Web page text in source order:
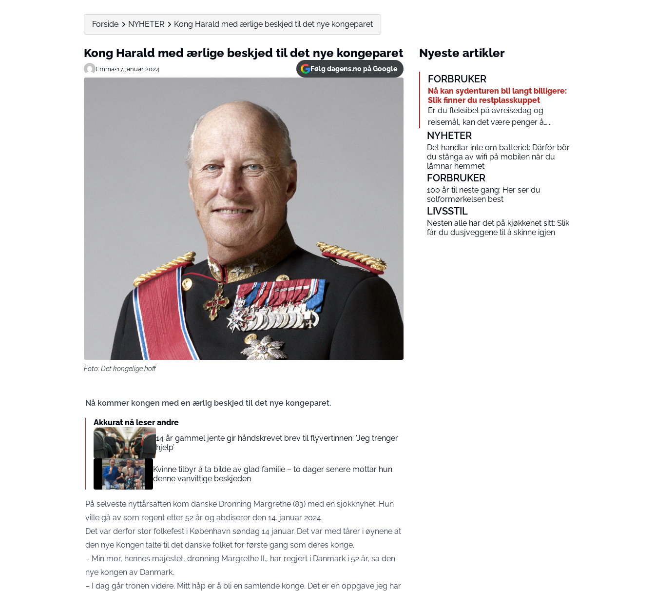
Forside NYHETER Kong Harald med ærlige beskjed til det nye kongeparet
Kong Harald med ærlige beskjed til det nye kongeparet
Emma•17. januar 2024 Følg dagens.no på Google
Foto: Det kongelige hoff
Nå kommer kongen med en ærlig beskjed til det nye kongeparet.
Akkurat nå leser andre
14 år gammel jente gir håndskrevet brev til flyvertinnen: ‘Jeg trenger
hjelp’
Kvinne tilbyr å ta bilde av glad familie – to dager senere mottar hun
denne vanvittige beskjeden
På selveste nyttårsaften kom danske Dronning Margrethe (83) med en sjokknyhet. Hun
ville gå av som regent etter 52 år og abdiserer den 14. januar 2024.
Det var derfor stor folkefest i København søndag 14 januar. Det var med tårer i øynene at
den nye Kongen talte til det danske folket for første gang som deres konge.
– Min mor, hennes majestet, dronning Margrethe II., har regjert i Danmark i 52 år, sa den
nye kongen av Danmark.
– I dag går tronen videre. Mitt håp er å bli en samlende konge. Det er en oppgave jeg har
Nyeste artikler
FORBRUKER
Nå kan sydenturen bli langt billigere:
Slik finner du restplasskuppet
Er du fleksibel på avreisedag og
reisemål, kan det være penger å…...
NYHETER
Det handlar inte om batteriet: Därför bör
du stänga av wifi på mobilen när du
lämnar hemmet
FORBRUKER
100 år til neste gang: Her ser du
solformørkelsen best
LIVSSTIL
Nesten alle har det på kjøkkenet sitt: Slik
får du dusjveggene til å skinne igjen